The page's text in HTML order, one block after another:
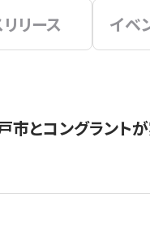
リース イベ
市とコングラント